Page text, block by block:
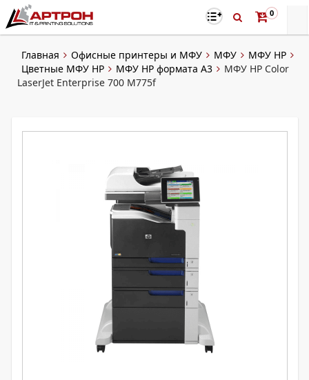
0
Главная Офисные принтеры и МФУ МФУ
МФУ HP
Цветные МФУ HP
МФУ HP формата A3
МФУ HP Color
LaserJet Enterprise 700 M775f